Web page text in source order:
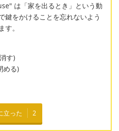
は「家を出るとき」という動
鍵をかけることを忘れないよう
。
す)
める)
立った 2